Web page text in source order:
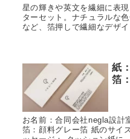
星の輝きや英文を繊細に表
ターセット。ナチュラルな
など、箔押しで繊細なデザ
紙
箔
お名前：合同会社negla設
箔：顔料グレー箔 紙のサイ